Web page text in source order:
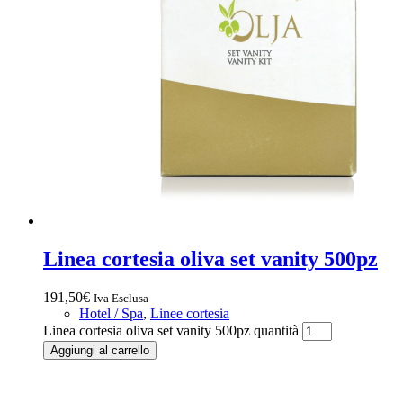
Linea cortesia oliva set vanity 500pz
191,50€ Iva Esclusa
Hotel / Spa, Linee cortesia
Linea cortesia oliva set vanity 500pz quantità
Aggiungi al carrello